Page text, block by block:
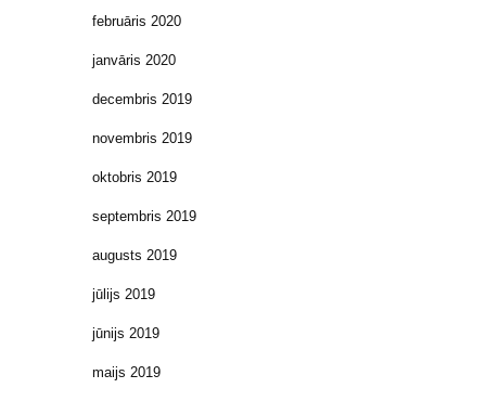
februāris 2020
janvāris 2020
decembris 2019
novembris 2019
oktobris 2019
septembris 2019
augusts 2019
jūlijs 2019
jūnijs 2019
maijs 2019